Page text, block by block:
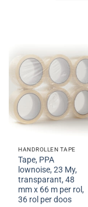
HANDROLLEN TAPE
Tape, PPA
lownoise, 23 My,
transparant, 48
mm x 66 m per rol,
36 rol per doos